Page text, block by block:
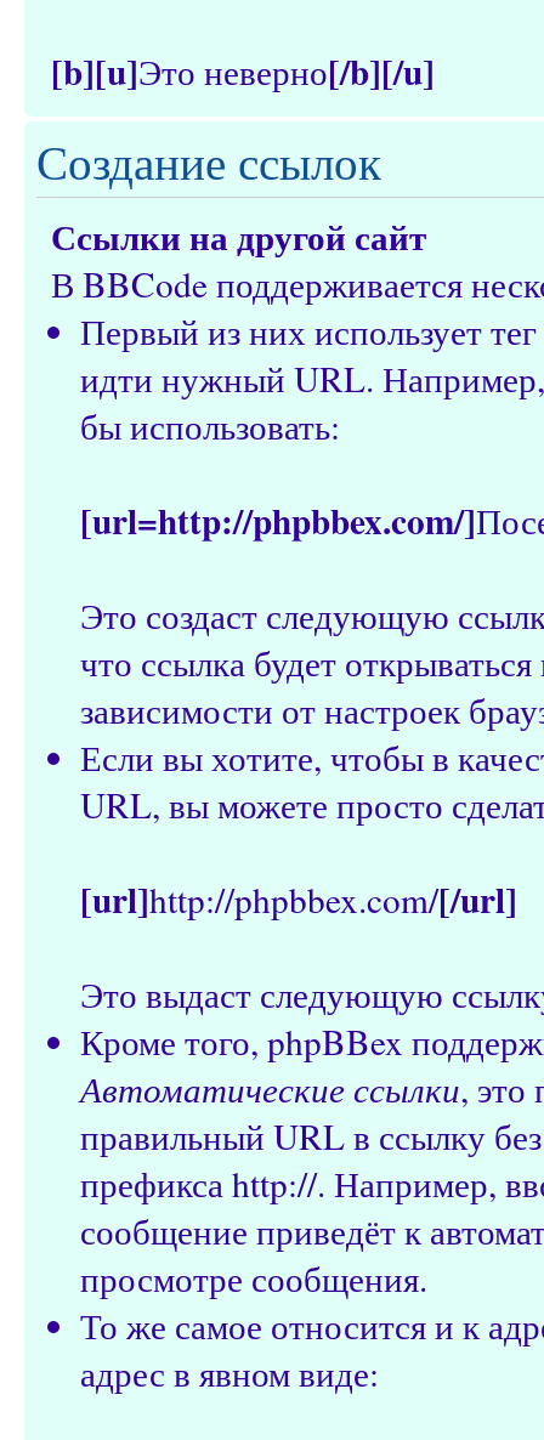
[b][u]Это неверно[/b][/u]
Создание ссылок
Ссылки на другой сайт
В BBCode поддерживается
Первый из них использует тег
идти нужный URL.
бы использовать:
[url=http://phpbbex.com/]
Это создаст следующую
что ссылка будет
зависимости от настроек
Если вы хотите, чтобы в
URL, вы можете просто
[url]http://phpbbex.com/[/url]
Это выдаст следующую
Кроме того, phpBBex
Автоматические ссылки, это
правильный URL в ссылку
префикса http://. Например,
сообщение приведёт к
просмотре сообщения.
То же самое относится и к
адрес в явном виде: